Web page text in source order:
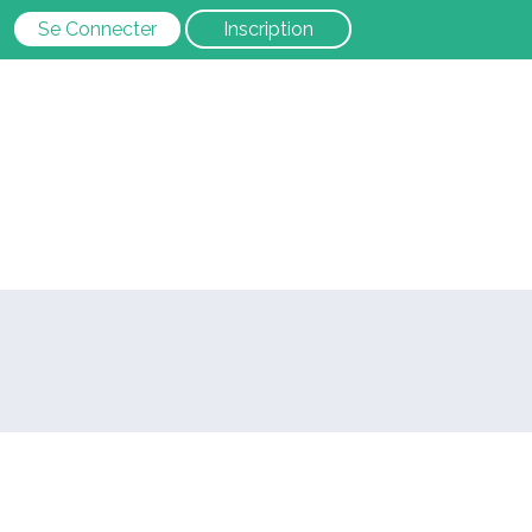
Se Connecter Inscription